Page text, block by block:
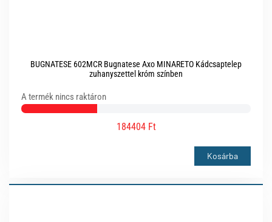
BUGNATESE 602MCR Bugnatese Axo MINARETO Kádcsaptelep
zuhanyszettel króm színben
A termék nincs raktáron
184404 Ft
Kosárba